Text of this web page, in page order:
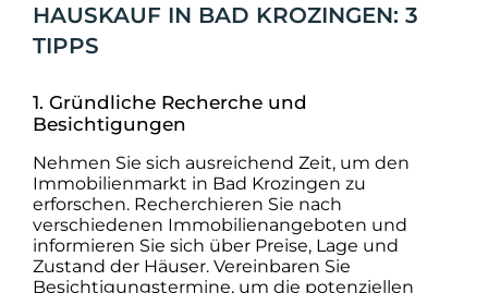
HAUSKAUF IN BAD KROZINGEN: 3
TIPPS
1. Gründliche Recherche und
Besichtigungen
Nehmen Sie sich ausreichend Zeit, um den
Immobilienmarkt in Bad Krozingen zu
erforschen. Recherchieren Sie nach
verschiedenen Immobilienangeboten und
informieren Sie sich über Preise, Lage und
Zustand der Häuser. Vereinbaren Sie
Besichtigungstermine, um die potenziellen